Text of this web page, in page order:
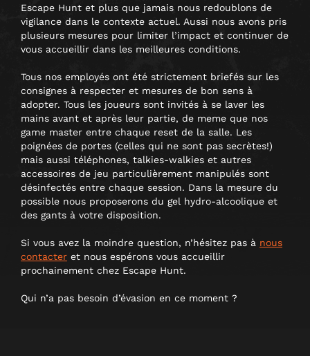
Escape Hunt et plus que jamais nous redoublons de
vigilance dans le contexte actuel. Aussi nous avons pris
plusieurs mesures pour limiter l’impact et continuer de
vous accueillir dans les meilleures conditions.
Tous nos employés ont été strictement briefés sur les
consignes à respecter et mesures de bon sens à
adopter. Tous les joueurs sont invités à se laver les
mains avant et après leur partie, de meme que nos
game master entre chaque reset de la salle. Les
poignées de portes (celles qui ne sont pas secrètes!)
mais aussi téléphones, talkies-walkies et autres
accessoires de jeu particulièrement manipulés sont
désinfectés entre chaque session. Dans la mesure du
possible nous proposerons du gel hydro-alcoolique et
des gants à votre disposition.
Si vous avez la moindre question, n’hésitez pas à nous
contacter et nous espérons vous accueillir
prochainement chez Escape Hunt.
Qui n’a pas besoin d’évasion en ce moment ?